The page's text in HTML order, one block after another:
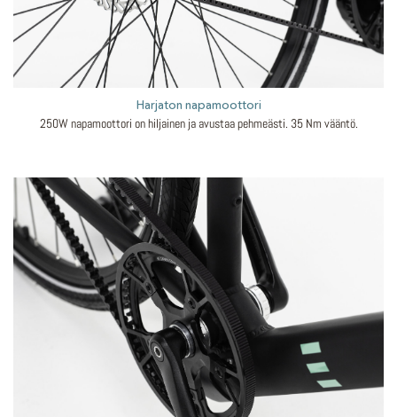
Harjaton napamoottori
250W napamoottori on hiljainen ja avustaa pehmeästi. 35 Nm vääntö.